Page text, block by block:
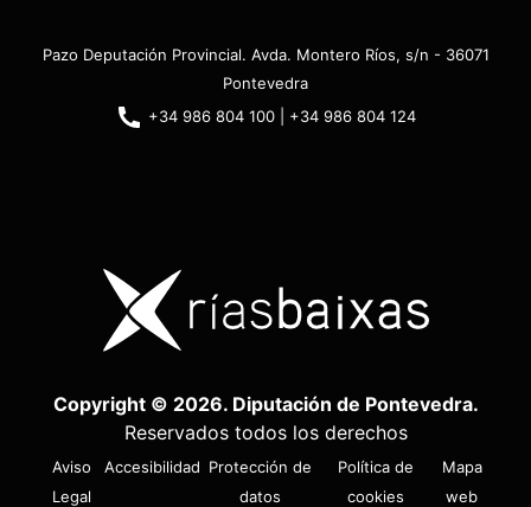
Pazo Deputación Provincial. Avda. Montero Ríos, s/n - 36071
Pontevedra
+34 986 804 100 | +34 986 804 124
Copyright © 2026. Diputación de Pontevedra.
Reservados todos los derechos
Aviso
Legal
Accesibilidad Protección de
datos
Política de
cookies
Mapa
web